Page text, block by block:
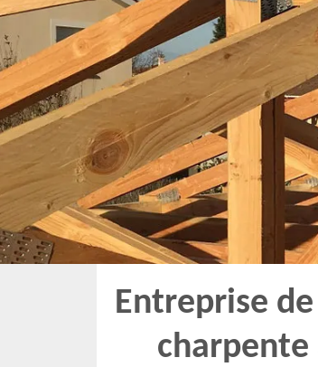
Entreprise
charpente